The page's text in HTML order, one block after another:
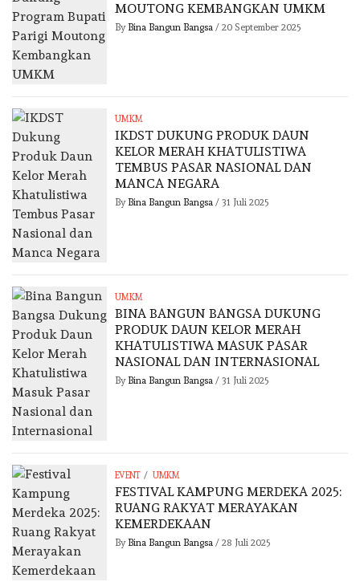
MOUTONG KEMBANGKAN UMKM
By Bina Bangun Bangsa/ 20 September 2025
UMKM
IKDST DUKUNG PRODUK DAUN
KELOR MERAH KHATULISTIWA
TEMBUS PASAR NASIONAL DAN
MANCA NEGARA
By Bina Bangun Bangsa/ 31 Juli 2025
UMKM
BINA BANGUN BANGSA DUKUNG
PRODUK DAUN KELOR MERAH
KHATULISTIWA MASUK PASAR
NASIONAL DAN INTERNASIONAL
By Bina Bangun Bangsa/ 31 Juli 2025
EVENT / UMKM
FESTIVAL KAMPUNG MERDEKA 2025:
RUANG RAKYAT MERAYAKAN
KEMERDEKAAN
By Bina Bangun Bangsa/ 28 Juli 2025